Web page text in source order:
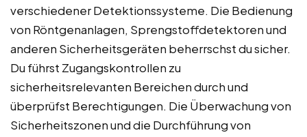
verschiedener Detektionssysteme. Die Bedienung
von Röntgenanlagen, Sprengstoffdetektoren und
anderen Sicherheitsgeräten beherrschst du sicher.
Du führst Zugangskontrollen zu
sicherheitsrelevanten Bereichen durch und
überprüfst Berechtigungen. Die Überwachung von
Sicherheitszonen und die Durchführung von